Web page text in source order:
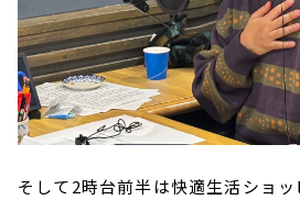
そして2時台前半は快適生活ショッ